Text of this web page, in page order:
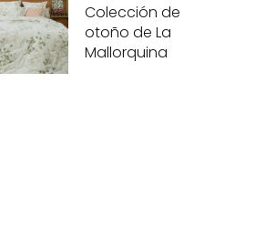
Colección de
otoño de La
Mallorquina